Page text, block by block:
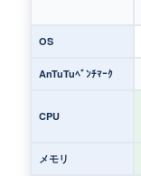
OS
AnTuTuﾍﾞﾝﾁﾏｰｸ
CPU
メモリ